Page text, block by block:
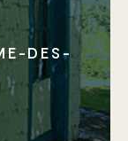
DES-